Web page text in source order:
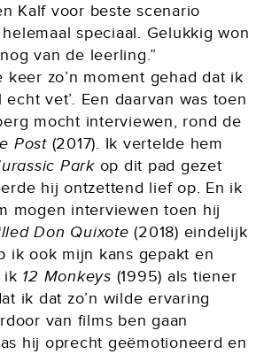
Kalf voor beste scenario
speciaal. Gelukkig won
van de leerling.”
keer zo’n moment gehad dat ik
echt vet’. Een daarvan was toen
mocht interviewen, rond de
Post (2017). Ik vertelde hem
Parkop dit pad gezet
hij ontzettend lief op. En ik
mogen interviewen toen hij
Don Quixote (2018) eindelijk
ik ook mijn kans gepakt en
ik 12 Monkeys (1995) als tiener
ik dat zo’n wilde ervaring
van films ben gaan
hij oprecht geëmotioneerd en